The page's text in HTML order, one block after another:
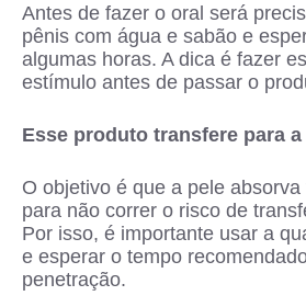
Antes de fazer o oral será
pênis com água e sabão e
algumas horas. A dica é fazer
estímulo antes de passar o
Esse produto transfere para
O objetivo é que a pele
para não correr o risco de
Por isso, é importante usar a
e esperar o tempo
penetração.